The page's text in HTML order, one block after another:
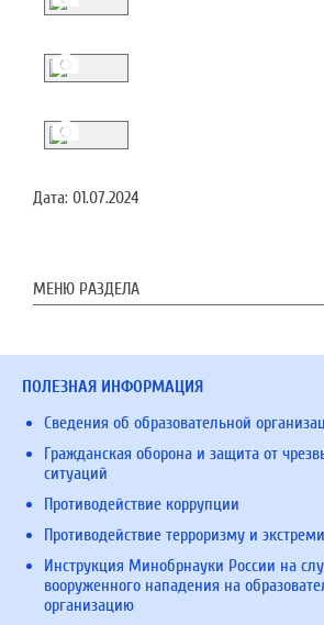
Дата: 01.07.2024
МЕНЮ РАЗДЕЛА
ПОЛЕЗНАЯ ИНФОРМАЦИЯ
Сведения об образовательной
Гражданская оборона и защита от
ситуаций
Противодействие коррупции
Противодействие терроризму и
Инструкция Минобрнауки России на
вооруженного нападения на
организацию